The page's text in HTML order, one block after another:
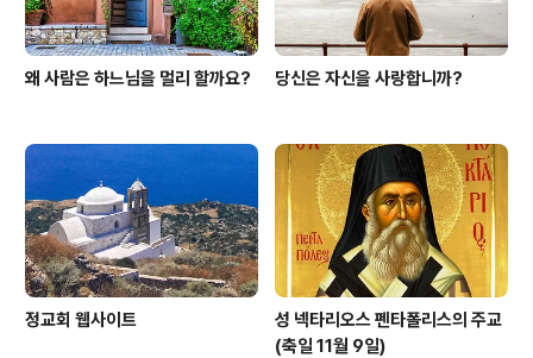
왜 사람은 하느님을 멀리 할까요? 당신은 자신을 사랑합니까?
정교회 웹사이트
성 넥타리오스 펜타폴리스의 주교
(축일 11월 9일)